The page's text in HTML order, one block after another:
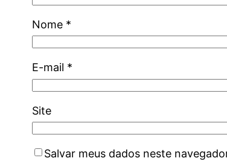
Nome *
E-mail *
Site
Salvar meus dados neste